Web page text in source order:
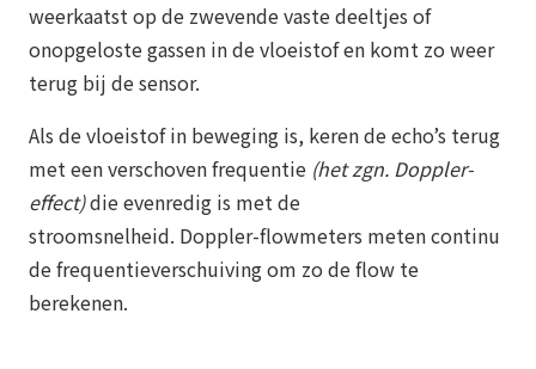
weerkaatst op de zwevende vaste deeltjes of
onopgeloste gassen in de vloeistof en komt zo weer
terug bij de sensor.
Als de vloeistof in beweging is, keren de echo’s terug
met een verschoven frequentie (het zgn. Doppler-
effect)die evenredig is met de
stroomsnelheid. Doppler-flowmeters meten continu
de frequentieverschuiving om zo de flow te
berekenen.